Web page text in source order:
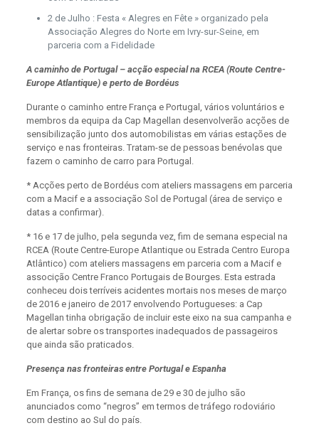
2 de Julho : Festa « Alegres en Fête » organizado pela
Associação Alegres do Norte em Ivry-sur-Seine, em
parceria com a Fidelidade
A caminho de Portugal – acção especial na RCEA (Route Centre-
Europe Atlantique) e perto de Bordéus
Durante o caminho entre França e Portugal, vários voluntários e
membros da equipa da Cap Magellan desenvolverão acções de
sensibilização junto dos automobilistas em várias estações de
serviço e nas fronteiras. Tratam-se de pessoas benévolas que
fazem o caminho de carro para Portugal.
* Acções perto de Bordéus com ateliers massagens em parceria
com a Macif e a associação Sol de Portugal (área de serviço e
datas a confirmar).
* 16 e 17 de julho, pela segunda vez, fim de semana especial na
RCEA (Route Centre-Europe Atlantique ou Estrada Centro Europa
Atlântico) com ateliers massagens em parceria com a Macif e
associção Centre Franco Portugais de Bourges. Esta estrada
conheceu dois terríveis acidentes mortais nos meses de março
de 2016 e janeiro de 2017 envolvendo Portugueses: a Cap
Magellan tinha obrigação de incluir este eixo na sua campanha e
de alertar sobre os transportes inadequados de passageiros
que ainda são praticados.
Presença nas fronteiras entre Portugal e Espanha
Em França, os fins de semana de 29 e 30 de julho são
anunciados como “negros” em termos de tráfego rodoviário
com destino ao Sul do país.